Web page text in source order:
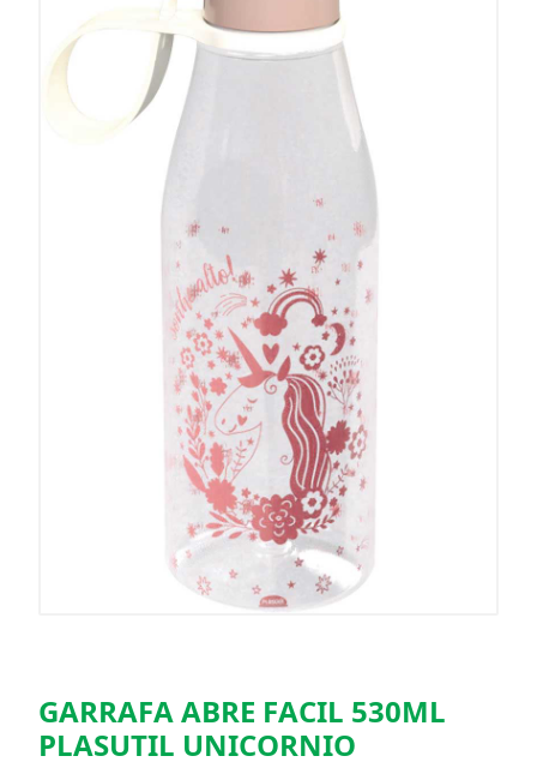
GARRAFA ABRE FACIL 530ML
PLASUTIL UNICORNIO